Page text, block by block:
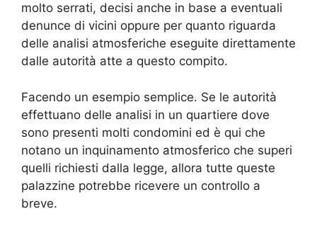
molto serrati, decisi anche in base a eventuali
denunce di vicini oppure per quanto riguarda
delle analisi atmosferiche eseguite direttamente
dalle autorità atte a questo compito.
Facendo un esempio semplice. Se le autorità
effettuano delle analisi in un quartiere dove
sono presenti molti condomini ed è qui che
notano un inquinamento atmosferico che superi
quelli richiesti dalla legge, allora tutte queste
palazzine potrebbe ricevere un controllo a
breve.